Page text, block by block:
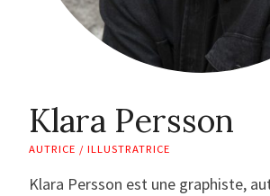
Klara Persson
AUTRICE / ILLUSTRATRICE
Klara Persson est une graphiste,